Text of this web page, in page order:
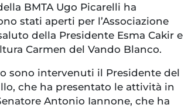
BMTA Ugo Picarelli ha
stati aperti per l’Associazione
della Presidente Esma Cakir e
Carmen del Vando Blanco.
sono intervenuti il Presidente del
che ha presentato le attività in
Antonio Iannone, che ha